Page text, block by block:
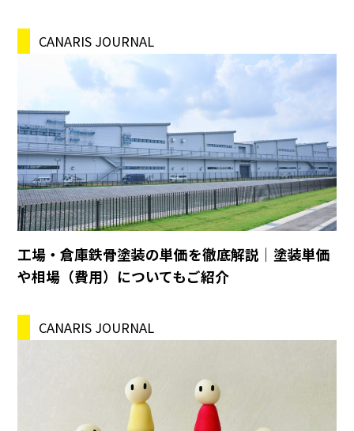
CANARIS JOURNAL
工場・倉庫鉄骨塗装の単価を徹底解説｜塗装単価
や相場（費用）についてもご紹介
CANARIS JOURNAL